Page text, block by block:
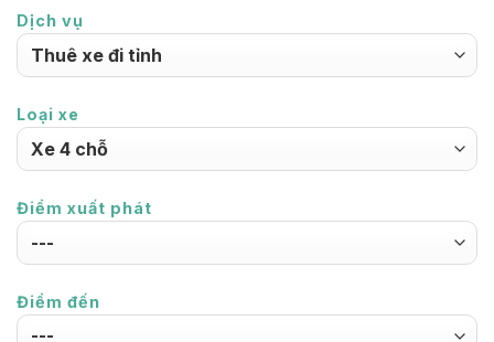
Dịch vụ
Loại xe
Điểm xuất phát
Điểm đến